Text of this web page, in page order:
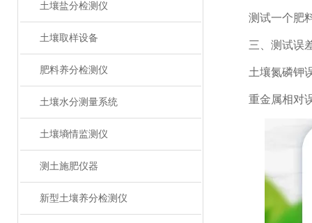
土壤盐分检测仪
土壤取样设备
肥料养分检测仪
土壤水分测量系统
土壤墒情监测仪
测土施肥仪器
新型土壤养分检测仪
测试一个肥料
三、测试误
土壤氮磷钾误
重金属相对误